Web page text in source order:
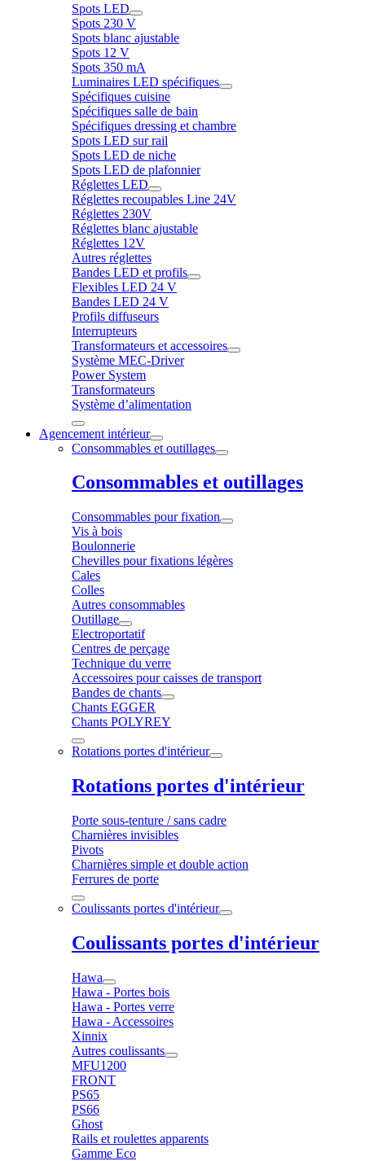
Spots LED
Spots 230 V
Spots blanc ajustable
Spots 12 V
Spots 350 mA
Luminaires LED spécifiques
Spécifiques cuisine
Spécifiques salle de bain
Spécifiques dressing et chambre
Spots LED sur rail
Spots LED de niche
Spots LED de plafonnier
Réglettes LED
Réglettes recoupables Line 24V
Réglettes 230V
Réglettes blanc ajustable
Réglettes 12V
Autres réglettes
Bandes LED et profils
Flexibles LED 24 V
Bandes LED 24 V
Profils diffuseurs
Interrupteurs
Transformateurs et accessoires
Système MEC-Driver
Power System
Transformateurs
Système d’alimentation
Agencement intérieur
Consommables et outillages
Consommables et outillages
Consommables pour fixation
Vis à bois
Boulonnerie
Chevilles pour fixations légères
Cales
Colles
Autres consommables
Outillage
Electroportatif
Centres de perçage
Technique du verre
Accessoires pour caisses de transport
Bandes de chants
Chants EGGER
Chants POLYREY
Rotations portes d'intérieur
Rotations portes d'intérieur
Porte sous-tenture / sans cadre
Charnières invisibles
Pivots
Charnières simple et double action
Ferrures de porte
Coulissants portes d'intérieur
Coulissants portes d'intérieur
Hawa
Hawa - Portes bois
Hawa - Portes verre
Hawa - Accessoires
Xinnix
Autres coulissants
MFU1200
FRONT
PS65
PS66
Ghost
Rails et roulettes apparents
Gamme Eco